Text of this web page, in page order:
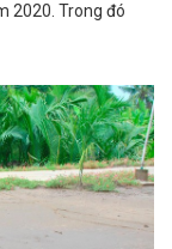
2020. Trong đó